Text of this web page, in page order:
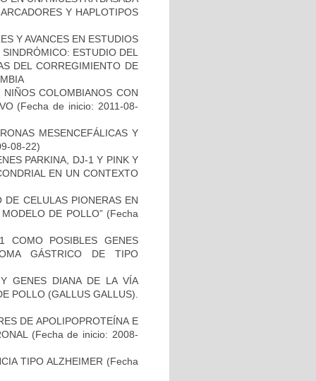
Y HAPLOTIPOS
Y AVANCES EN ESTUDIOS
ESTUDIO DEL
DEL CORREGIMIENTO DE
COLOMBIANOS CON
(Fecha de inicio: 2011-08-
MESENCEFÁLICAS Y
08-22)
PARKINA, DJ-1 Y PINK Y
EN UN CONTEXTO
DE CELULAS PIONERAS EN
DE POLLO”(Fecha
COMO POSIBLES GENES
GÁSTRICO DE TIPO
GENES DIANA DE LA VÍA
POLLO (GALLUS GALLUS).
DE APOLIPOPROTEÍNA E
(Fecha de inicio: 2008-
TIPO ALZHEIMER (Fecha